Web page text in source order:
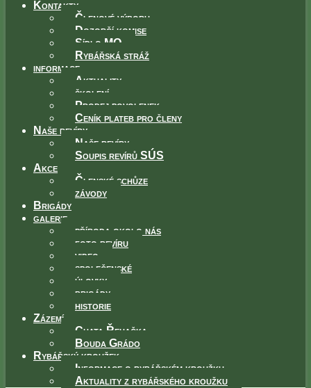
Kontakty
Členové výboru
Dozorčí komise
Sídlo MO
Rybářská stráž
informace
Aktuality
školení
Prodej povolenek
Ceník plateb pro členy
Naše revíry
Naše revíry
Soupis revírů SÚS
Akce
Členské schůze
závody
Brigády
galerie
příroda okolo nás
foto revíru
video
společenské
úlovky
brigády
historie
Zázemí
Chata Řehačka
Bouda Grádo
Rybářský kroužek
Informace o rybářském kroužku
Aktuality z rybářského kroužku